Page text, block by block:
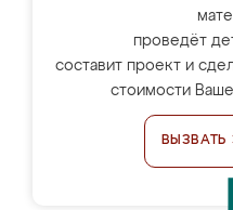
проведёт
составит проект и
стоимости